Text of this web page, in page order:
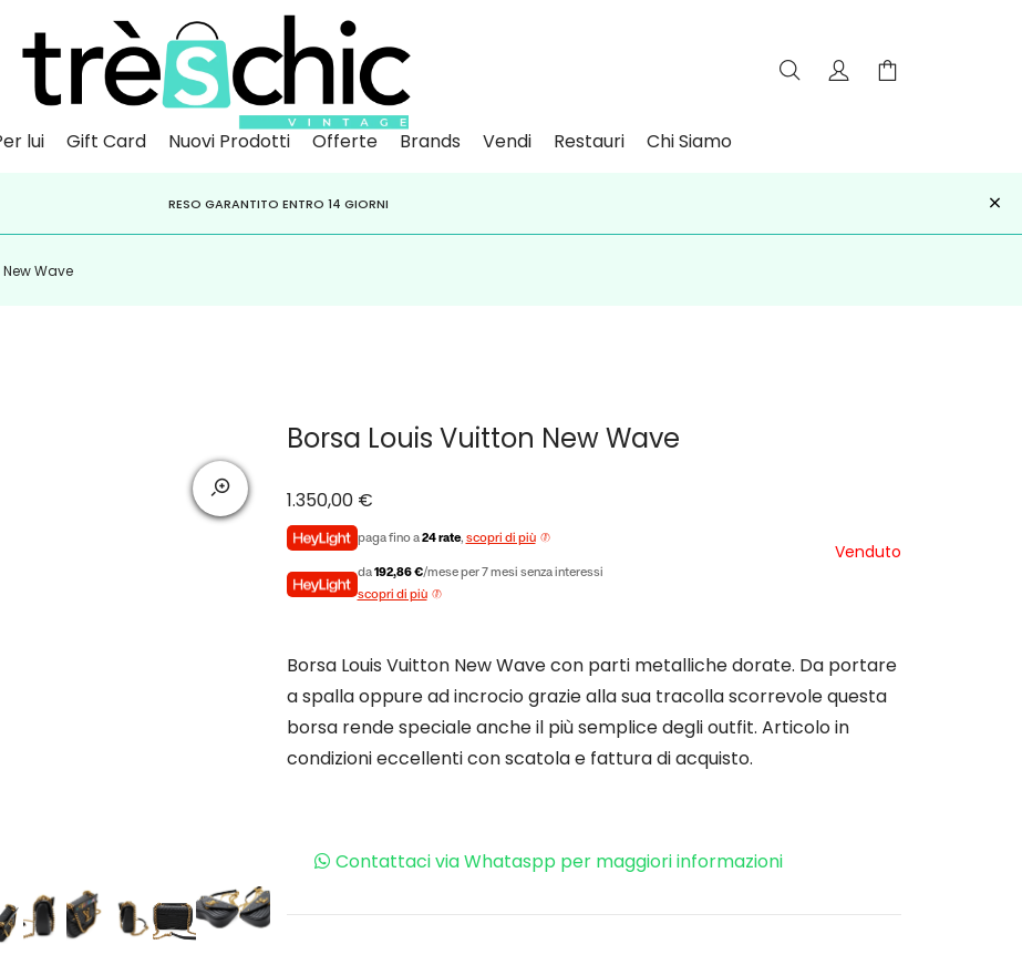
lui Gift Card Nuovi Prodotti Offerte Brands Vendi Restauri Chi Siamo
PAGA A RATE CONKLARNA,HEYLIGHT,APPAGO
ISCRIVITI ALLA NEWSLETTER PER NON PERDERE SCONTI E OFFERTE IMPERDIBILI!
RESO GARANTITO ENTRO 14 GIORNI ×
Wave
Borsa Louis Vuitton New Wave
1.350,00 €
paga fino a24 rate, scopri di più
da192,86 €/mese per 7 mesi senza interessi
scopri di più
Venduto
Borsa Louis Vuitton New Wave con parti metalliche dorate. Da portare
a spalla oppure ad incrocio grazie alla sua tracolla scorrevole questa
borsa rende speciale anche il più semplice degli outfit. Articolo in
condizioni eccellenti con scatola e fattura di acquisto.
Contattaci via Whataspp per maggiori informazioni